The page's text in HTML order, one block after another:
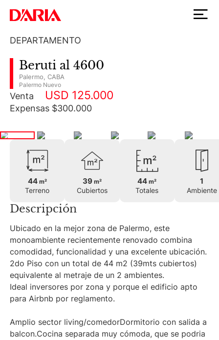
DEPARTAMENTO
Beruti al 4600
Palermo CABA
Palermo Nuevo
Venta USD 125.000
Expensas $300.000
44 m²
Terreno
39 m²
Cubiertos
44m²
Totales
1
Ambiente
Descripción
Ubicado en la mejor zona de Palermo, este
monoambiente recientemente renovado combina
comodidad, funcionalidad y una excelente ubicación.
2do Piso con un total de 44 m2 (39mts cubiertos)
equivalente al metraje de un 2 ambientes.
Ideal inversores por zona y porque el edificio apto
para Airbnb por reglamento.
Amplio sector living/comedorDormitorio con salida a
balcon.Cocina separada muy cómoda, que se podria